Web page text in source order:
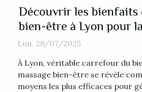
Découvrir les bienfaits
bien-être à Lyon pour
Lun. 28/07/2025
À Lyon, véritable carrefour du
massage bien-être se révèle
moyens les plus efficaces pour